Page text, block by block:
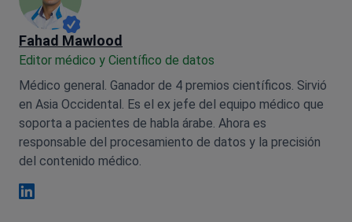
Fahad Mawlood
Editor médico y Científico de datos
Médico general. Ganador de 4 premios científicos. Sirvió
en Asia Occidental. Es el ex jefe del equipo médico que
soporta a pacientes de habla árabe. Ahora es
responsable del procesamiento de datos y la precisión
del contenido médico.